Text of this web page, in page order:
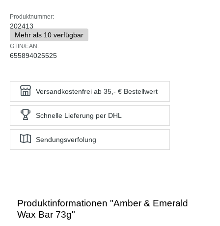
Produktnummer:
202413
Mehr als 10 verfügbar
GTIN/EAN:
655894025525
Versandkostenfrei ab 35,- € Bestellwert
Schnelle Lieferung per DHL
Sendungsverfolung
Produktinformationen "Amber & Emerald
Wax Bar 73g"